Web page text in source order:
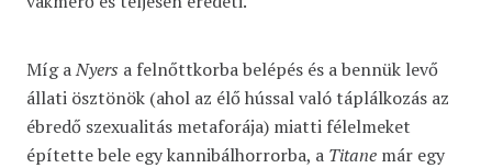
Míg aNyers a felnőttkorba belépés és a bennük levő
állati ösztönök (ahol az élő hússal való táplálkozás az
ébredő szexualitás metaforája) miatti félelmeket
építette bele egy kannibálhorrorba, a Titane már egy